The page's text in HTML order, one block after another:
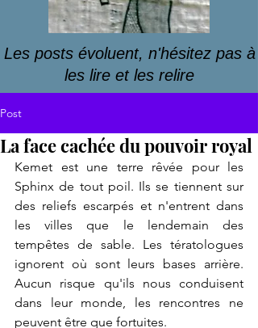
Les posts évoluent, n'hésitez pas à
les lire et les relire
Post
La face cachée du pouvoir royal
Kemet est une terre rêvée pour les
Sphinx de tout poil. Ils se tiennent sur
des reliefs escarpés et n'entrent dans
les villes que le lendemain des
tempêtes de sable. Les tératologues
ignorent où sont leurs bases arrière.
Aucun risque qu'ils nous conduisent
dans leur monde, les rencontres ne
peuvent être que fortuites.